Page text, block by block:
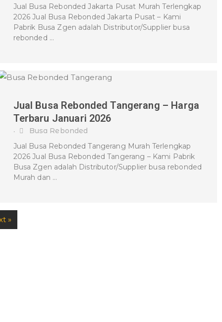
Jual Busa Rebonded Jakarta Pusat Murah Terlengkap
2026 Jual Busa Rebonded Jakarta Pusat – Kami
Pabrik Busa Zgen adalah Distributor/Supplier busa
rebonded …
Jual Busa Rebonded Tangerang – Harga
Terbaru Januari 2026
•
Busa Rebonded
Jual Busa Rebonded Tangerang Murah Terlengkap
2026 Jual Busa Rebonded Tangerang – Kami Pabrik
Busa Zgen adalah Distributor/Supplier busa rebonded
Murah dan …
»